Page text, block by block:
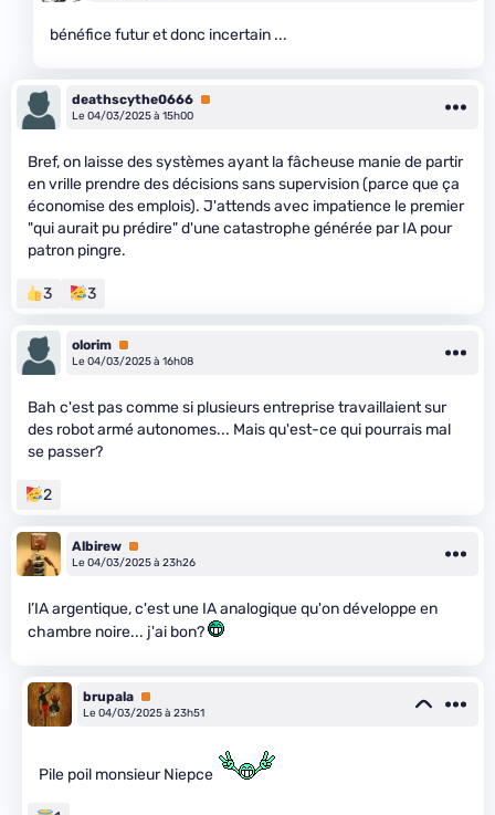
bénéfice futur et donc incertain ...
deathscythe0666 Premium
Le 04/03/2025 à 15h00
Bref, on laisse des systèmes ayant la fâcheuse manie de partir
en vrille prendre des décisions sans supervision (parce que ça
économise des emplois). J'attends avec impatience le premier
"qui aurait pu prédire" d'une catastrophe générée par IA pour
patron pingre.
3 3
olorim Premium
Le 04/03/2025 à 16h08
Bah c'est pas comme si plusieurs entreprise travaillaient sur
des robot armé autonomes... Mais qu'est-ce qui pourrais mal
se passer?
2
Albirew Premium
Le 04/03/2025 à 23h26
l’IA argentique, c'est une IA analogique qu'on développe en
chambre noire... j'ai bon?
brupala Premium
Le 04/03/2025 à 23h51
Pile poil monsieur Niepce